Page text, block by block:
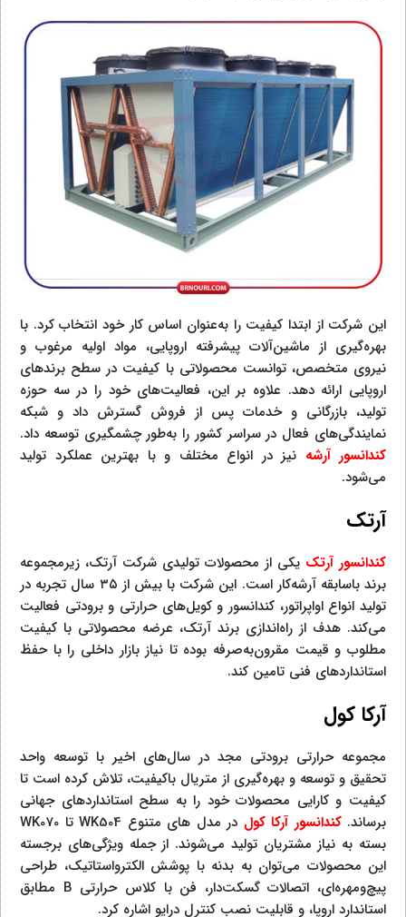
این شرکت از ابتدا کیفیت را به‌عنوان اساس کار خود انتخاب کرد. با
بهره‌گیری از ماشین‌آلات پیشرفته اروپایی، مواد اولیه مرغوب و
نیروی متخصص، توانست محصولاتی با کیفیت در سطح برندهای
اروپایی ارائه دهد. علاوه بر این، فعالیت‌های خود را در سه حوزه
تولید، بازرگانی و خدمات پس از فروش گسترش داد و شبکه
نمایندگی‌های فعال در سراسر کشور را به‌طور چشمگیری توسعه داد.
کندانسور آرشه نیز در انواع مختلف و با بهترین عملکرد تولید
می‌شود.
آرتک
کندانسور آرتک یکی از محصولات تولیدی شرکت آرتک، زیرمجموعه
برند باسابقه آرشه‌کار است. این شرکت با بیش از ۳۵ سال تجربه در
تولید انواع اواپراتور، کندانسور و کویل‌های حرارتی و برودتی فعالیت
می‌کند. هدف از راه‌اندازی برند آرتک، عرضه محصولاتی با کیفیت
مطلوب و قیمت مقرون‌به‌صرفه بوده تا نیاز بازار داخلی را با حفظ
استانداردهای فنی تامین کند.
آرکا کول
مجموعه حرارتی برودتی مجد در سال‌های اخیر با توسعه واحد
تحقیق و توسعه و بهره‌گیری از متریال باکیفیت، تلاش کرده است تا
کیفیت و کارایی محصولات خود را به سطح استانداردهای جهانی
برساند.کندانسور آرکا کول
در مدل‌ های متنوع WK504 تا WK070
بسته به نیاز مشتریان تولید می‌شوند. از جمله ویژگی‌های برجسته
این محصولات می‌توان به بدنه با پوشش الکترواستاتیک، طراحی
پیچ‌ومهره‌ای، اتصالات گسکت‌دار، فن با کلاس حرارتی B مطابق
استاندارد اروپا، و قابلیت نصب کنترل درایو اشاره کرد.